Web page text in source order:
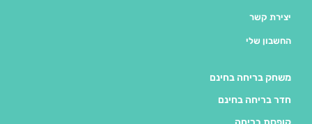
יצירת קשר
החשבון שלי
משחק בריחה בחינם
חדר בריחה בחינם